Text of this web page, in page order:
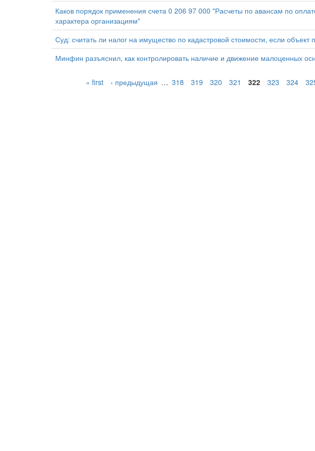
Каков порядок применения счета 0 206 97 000 "Расчеты по авансам по
характера организациям"
Суд: считать ли налог на имущество по кадастровой стоимости, если
Минфин разъяснил, как контролировать наличие и движение малоценных
« first ‹ предыдущая … 318 319 320 321 322 323 324